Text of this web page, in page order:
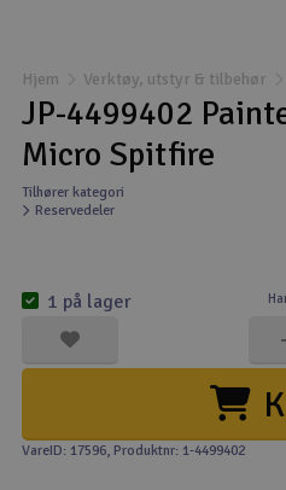
Droner
Droner for FPV
Fly
Helikopter
Kamerautstyr
Modellbygging,
Modelljernbane
Hjem Verktøy, utstyr & tilbehør
JP-4499402
Micro Spitfire
Tilhører kategori
Reservedeler
1 på lager
VareID: 17596, Produktnr: 1-4499402